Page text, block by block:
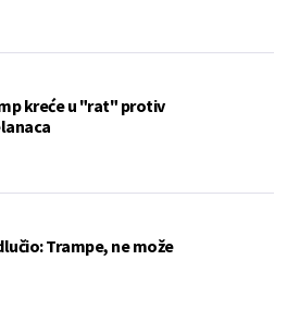
kreće u "rat" protiv
Trampe, ne može